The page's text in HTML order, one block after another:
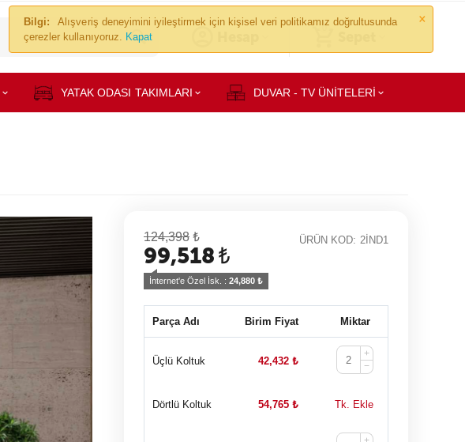
×
Bilgi:
Alışveriş deneyimini iyileştirmek için kişisel veri politikamız doğrultusunda
çerezler kullanıyoruz. Kapat
0
YATAK ODASI TAKIMLARI DUVAR - TV ÜNİTELERİ
ÜRÜN KOD: 2İND1
124,398 ₺
99,518₺
İnternet'e Özel İsk. : 24,880 ₺
Parça Adı Birim Fiyat Miktar
Üçlü Koltuk 42,432 ₺
+
−
Dörtlü Koltuk 54,765 ₺ Tk. Ekle